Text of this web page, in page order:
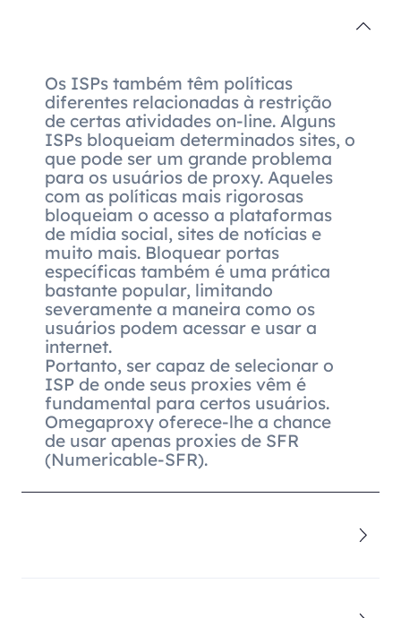
Os ISPs também têm políticas
diferentes relacionadas à restrição
de certas atividades on-line. Alguns
ISPs bloqueiam determinados sites, o
que pode ser um grande problema
para os usuários de proxy. Aqueles
com as políticas mais rigorosas
bloqueiam o acesso a plataformas
de mídia social, sites de notícias e
muito mais. Bloquear portas
específicas também é uma prática
bastante popular, limitando
severamente a maneira como os
usuários podem acessar e usar a
internet.
Portanto, ser capaz de selecionar o
ISP de onde seus proxies vêm é
fundamental para certos usuários.
Omegaproxy oferece-lhe a chance
de usar apenas proxies de SFR
(Numericable-SFR).